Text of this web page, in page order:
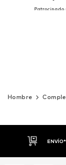
Hombre